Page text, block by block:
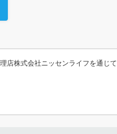
店株式会社ニッセンライフを通じて